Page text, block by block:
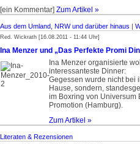
[ein Kommentar] Zum Artikel »
Aus dem Umland, NRW und darüber hinaus |
Red. Wickrath [16.08.2011 - 11:44 Uhr]
Ina Menzer und „Das Perfekte Promi
Ina Menzer organisierte
interessanteste Dinner:
Gegessen wurde nicht bei
Hause, sondern,
im Boxring von Universum
Promotion (Hamburg).
Zum Artikel »
Literaten & Rezensionen